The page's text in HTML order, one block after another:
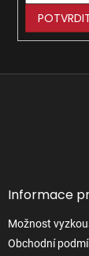
Informace
Možnost
Obchodní